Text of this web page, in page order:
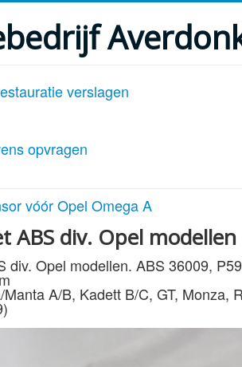
verslagen
opvragen
vóór Opel Omega A
ABS div. Opel modellen
div. Opel modellen. ABS 36009,
A/B, Kadett B/C, GT, Monza,